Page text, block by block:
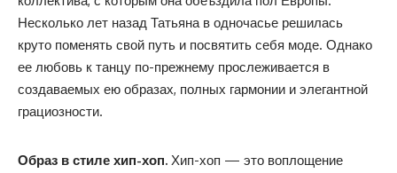
Несколько лет назад Татьяна в одночасье решилась
круто поменять свой путь и посвятить себя моде. Однако
ее любовь к танцу по-прежнему прослеживается в
создаваемых ею образах, полных гармонии и элегантной
грациозности.
Образ в стиле хип-хоп. Хип-хоп — это воплощение